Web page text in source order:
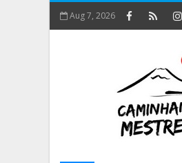
Aug 7, 2026